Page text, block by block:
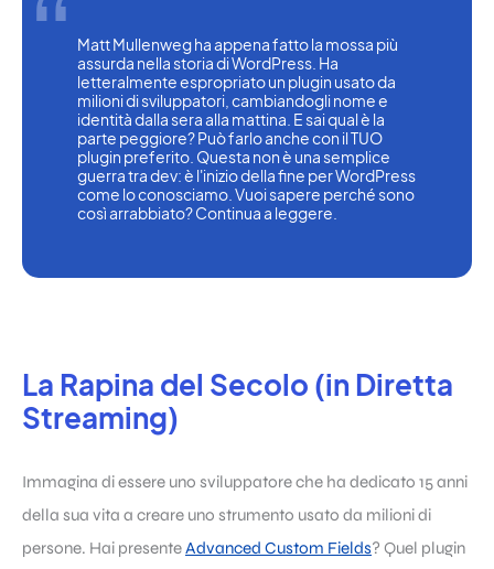
Matt Mullenweg ha appena fatto la mossa più
assurda nella storia di WordPress. Ha
letteralmente espropriato un plugin usato da
milioni di sviluppatori, cambiandogli nome e
identità dalla sera alla mattina. E sai qual è la
parte peggiore? Può farlo anche con il TUO
plugin preferito. Questa non è una semplice
guerra tra dev: è l'inizio della fine per WordPress
come lo conosciamo. Vuoi sapere perché sono
così arrabbiato? Continua a leggere.
La Rapina del Secolo (in Diretta
Streaming)
Immagina di essere uno sviluppatore che ha dedicato 15 anni
della sua vita a creare uno strumento usato da milioni di
persone. Hai presenteAdvanced Custom Fields? Quel plugin